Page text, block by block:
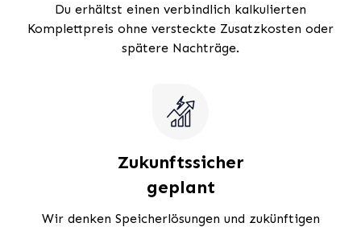
Du erhältst einen verbindlich kalkulierten
Komplettpreis ohne versteckte Zusatzkosten oder
spätere Nachträge.
Zukunftssicher
geplant
Wir denken Speicherlösungen und zukünftigen